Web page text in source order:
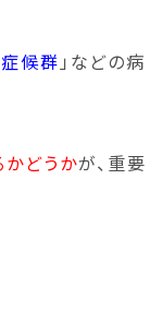
候群 」 などの病
どうかが、重要